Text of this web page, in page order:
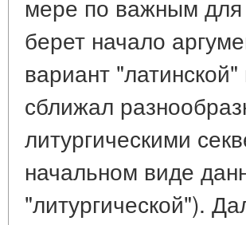
мере по важным для
берет начало
вариант
сближал
литургическими
начальном виде
"литургической").